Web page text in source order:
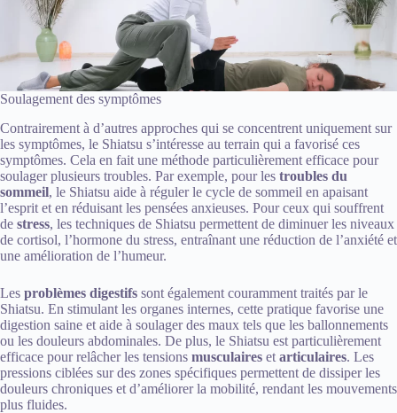
Soulagement des symptômes
Contrairement à d’autres approches qui se concentrent uniquement sur
les symptômes, le Shiatsu s’intéresse au terrain qui a favorisé ces
symptômes. Cela en fait une méthode particulièrement efficace pour
soulager plusieurs troubles. Par exemple, pour les troubles du
sommeil, le Shiatsu aide à réguler le cycle de sommeil en apaisant
l’esprit et en réduisant les pensées anxieuses. Pour ceux qui souffrent
de stress, les techniques de Shiatsu permettent de diminuer les niveaux
de cortisol, l’hormone du stress, entraînant une réduction de l’anxiété et
une amélioration de l’humeur.
Les problèmes digestifs sont également couramment traités par le
Shiatsu. En stimulant les organes internes, cette pratique favorise une
digestion saine et aide à soulager des maux tels que les ballonnements
ou les douleurs abdominales. De plus, le Shiatsu est particulièrement
efficace pour relâcher les tensions musculaires et articulaires. Les
pressions ciblées sur des zones spécifiques permettent de dissiper les
douleurs chroniques et d’améliorer la mobilité, rendant les mouvements
plus fluides.